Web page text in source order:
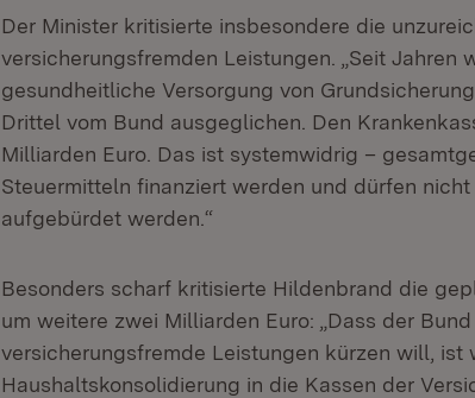
Der Minister kritisierte insbesondere die
versicherungsfremden Leistungen. „Seit Jahren
gesundheitliche Versorgung von
Drittel vom Bund ausgeglichen. Den
Milliarden Euro. Das ist systemwidrig –
Steuermitteln finanziert werden und dürfen
aufgebürdet werden.“
Besonders scharf kritisierte Hildenbrand die
um weitere zwei Milliarden Euro: „Dass der
versicherungsfremde Leistungen kürzen will,
Haushaltskonsolidierung in die Kassen der